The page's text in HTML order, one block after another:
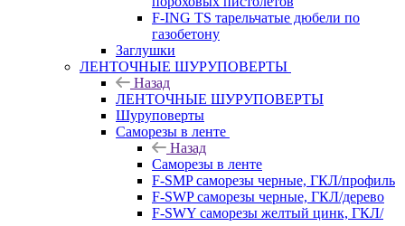
F-ING TS тарельчатые дюбели по
газобетону
Заглушки
ЛЕНТОЧНЫЕ ШУРУПОВЕРТЫ
Назад
ЛЕНТОЧНЫЕ ШУРУПОВЕРТЫ
Шуруповерты
Саморезы в ленте
Назад
Саморезы в ленте
F-SMP саморезы черные, ГКЛ/профиль
F-SWP саморезы черные, ГКЛ/дерево
F-SWY саморезы желтый цинк, ГКЛ/